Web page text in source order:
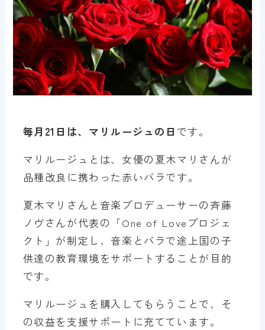
毎月21日は、マリルージュの日 です。
マリルージュとは、女優の夏木マリさんが
品種改良に携わった赤いバラです。
夏木マリさんと音楽プロデューサーの斉藤
ノヴさんが代表の「One of Loveプロジェ
クト」が制定し、音楽とバラで途上国の子
供達の教育環境をサポートすることが目的
です。
マリルージュを購入してもらうことで、そ
の収益を支援サポートに充てています。